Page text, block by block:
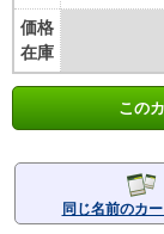
価格
在庫
この
同じ名前のカ